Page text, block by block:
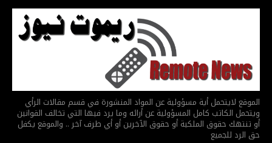
الموقع لايتحمل أية مسؤولية عن المواد المنشورة في قسم مقالات الرأي
ويتحمل الكاتب كامل المسؤولية عن أرائه وما يرد فيها التي تخالف القوانين
أو تنتهك حقوق الملكية أو حقوق الآخرين أو أي طرف آخر .. والموقع يكفل
حق الرد للجميع